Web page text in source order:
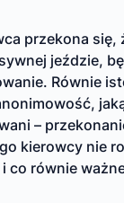
przekona się,
jeździe,
Równie
–
kierowcy nie
co równie